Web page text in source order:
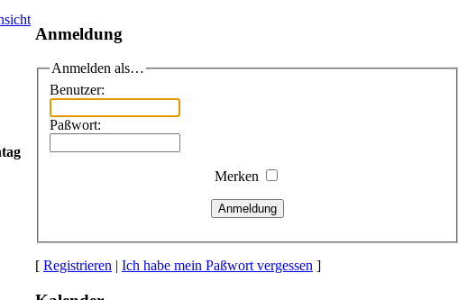
Anmeldung
Anmelden als…
Benutzer:
Paßwort:
Merken
Anmeldung
[ Registrieren | Ich habe mein Paßwort vergessen ]